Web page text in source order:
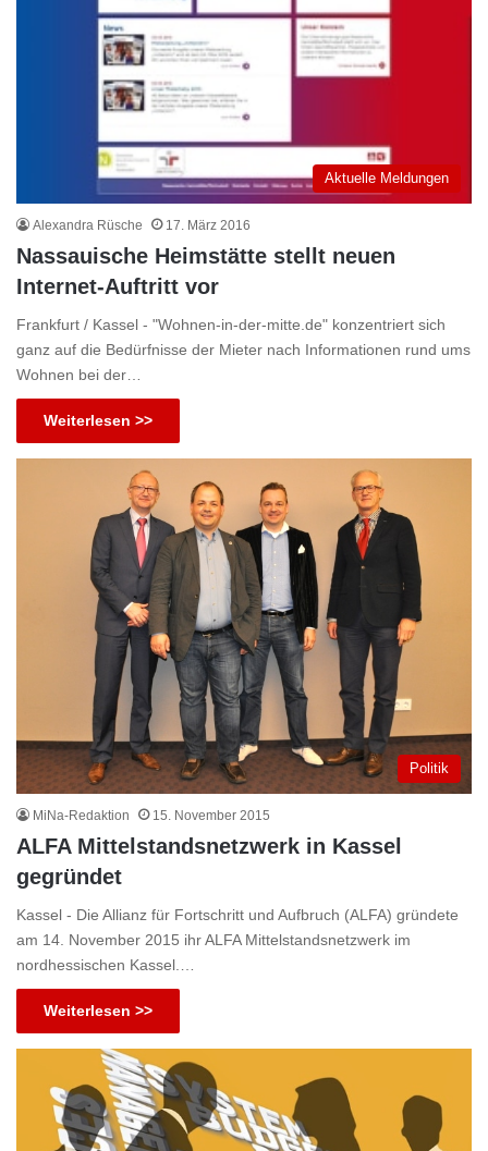
Aktuelle Meldungen
Alexandra Rüsche 17. März 2016
Nassauische Heimstätte stellt neuen
Internet-Auftritt vor
Frankfurt / Kassel - "Wohnen-in-der-mitte.de" konzentriert sich
ganz auf die Bedürfnisse der Mieter nach Informationen rund ums
Wohnen bei der…
Weiterlesen >>
Politik
MiNa-Redaktion 15. November 2015
ALFA Mittelstandsnetzwerk in Kassel
gegründet
Kassel - Die Allianz für Fortschritt und Aufbruch (ALFA) gründete
am 14. November 2015 ihr ALFA Mittelstandsnetzwerk im
nordhessischen Kassel.…
Weiterlesen >>